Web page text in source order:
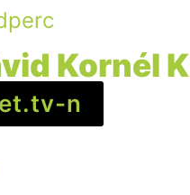
Kornél
n